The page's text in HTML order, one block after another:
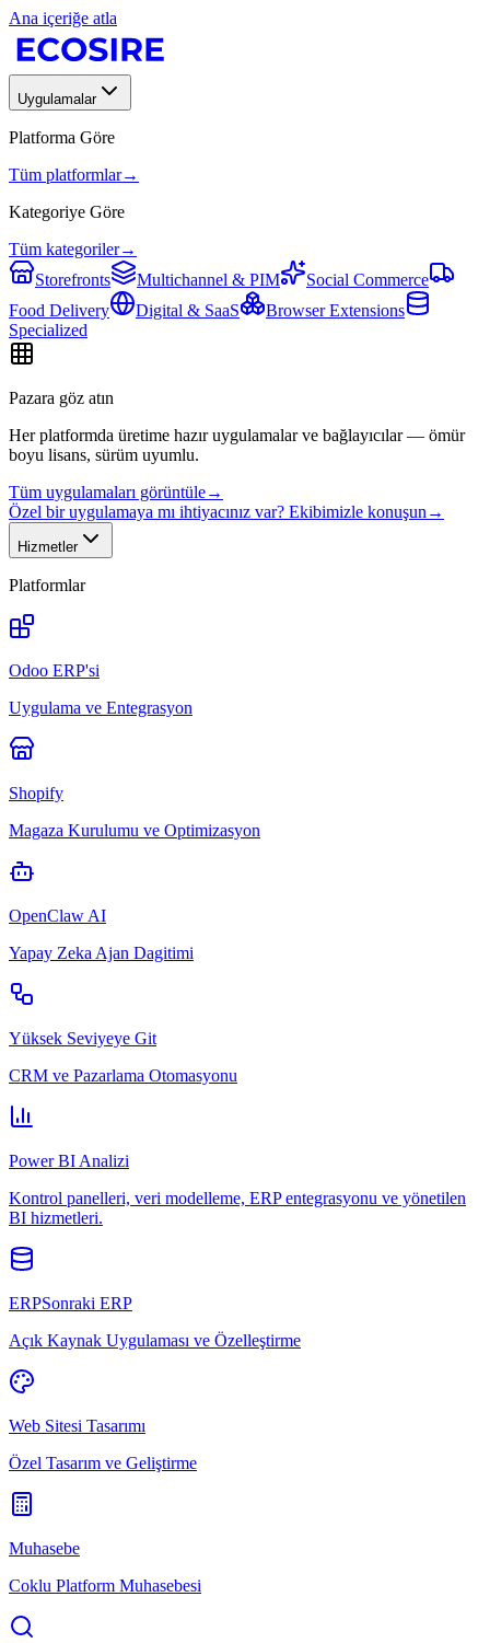
Ana içeriğe atla
Uygulamalar
Platforma Göre
Tüm platformlar→
Kategoriye Göre
Tüm kategoriler→
Storefronts
Multichannel & PIM
Social Commerce
Food Delivery
Digital & SaaS
Browser Extensions
Specialized
Pazara göz atın
Her platformda üretime hazır uygulamalar ve bağlayıcılar — ömür
boyu lisans, sürüm uyumlu.
Tüm uygulamaları görüntüle→
Özel bir uygulamaya mı ihtiyacınız var? Ekibimizle konuşun →
Hizmetler
Platformlar
Odoo ERP'si
Uygulama ve Entegrasyon
Shopify
Magaza Kurulumu ve Optimizasyon
OpenClaw AI
Yapay Zeka Ajan Dagitimi
Yüksek Seviyeye Git
CRM ve Pazarlama Otomasyonu
Power BI Analizi
Kontrol panelleri, veri modelleme, ERP entegrasyonu ve yönetilen
BI hizmetleri.
ERPSonraki ERP
Açık Kaynak Uygulaması ve Özelleştirme
Web Sitesi Tasarımı
Özel Tasarım ve Geliştirme
Muhasebe
Coklu Platform Muhasebesi